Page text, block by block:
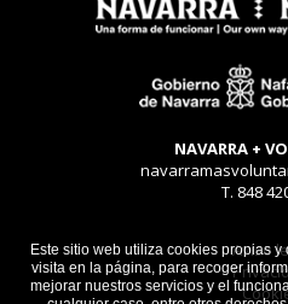
Este sitio web utiliza cookies propias
visita en la página, para recoger
mejorar nuestros servicios y el
NAVARRA +
T. 848
Aviso